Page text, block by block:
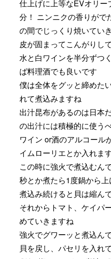
仕上げに上等なEVオリ
分！ ニンニクの香りがで
の間でじっくり焼いてい
皮が固まってこんがりし
水と白ワインを半分ずつ
ば料理酒でも良いです
僕は全体をグッと締めた
れて煮込みますね
出汁昆布があるのは日本
の出汁には積極的に使う
ワイン or酒のアルコール
イムローリエとか入れま
この時に強火で煮込むん
秒とか煮たら1度鍋から上
煮込み続けると貝は縮ん
それからトマト、ケイパ
めていきますね
強火でグワーッと煮込ん
貝を戻し、パセリを入れ